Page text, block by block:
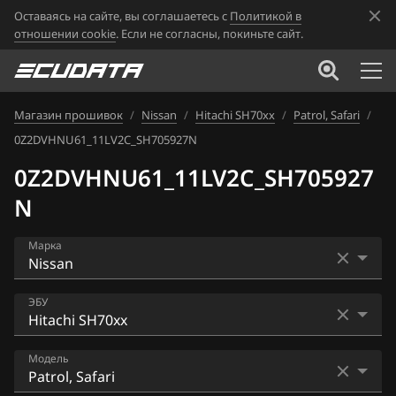
Оставаясь на сайте, вы соглашаетесь с Политикой в
отношении cookie. Если не согласны, покиньте сайт.
Магазин прошивок / Nissan / Hitachi SH70xx / Patrol, Safari /
0Z2DVHNU61_11LV2C_SH705927N
0Z2DVHNU61_11LV2C_SH705927
N
Марка
Acura
Alfa Romeo
ATLAS
ЭБУ
Bosch EDC16CP33
Bosch EDC17C84
Модель